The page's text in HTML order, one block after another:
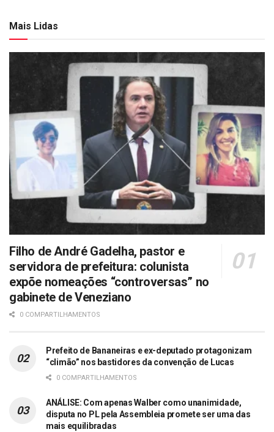
Mais Lidas
Filho de André Gadelha, pastor e
servidora de prefeitura: colunista
expõe nomeações “controversas” no
gabinete de Veneziano
0 COMPARTILHAMENTOS
Prefeito de Bananeiras e ex-deputado protagonizam
“climão” nos bastidores da convenção de Lucas
0 COMPARTILHAMENTOS
ANÁLISE: Com apenas Walber como unanimidade,
disputa no PL pela Assembleia promete ser uma das
mais equilibradas